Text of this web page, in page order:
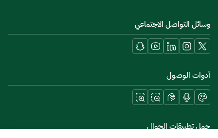
وسائل التواصل الاجتماعي
أدوات الوصول
حمل تطبيقات الجوال